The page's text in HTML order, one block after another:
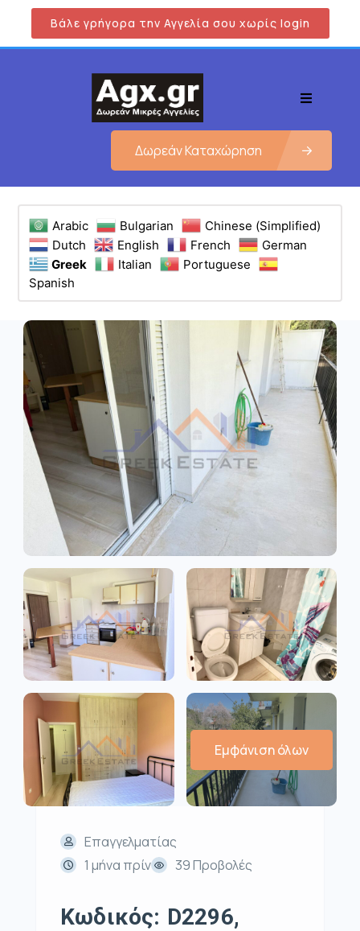
Βάλε γρήγορα την Αγγελία σου χωρίς login
Δωρεάν Καταχώρηση
Arabic Bulgarian
Chinese (Simplified)
Dutch
English French
German
Greek
Italian
Portuguese
Spanish
Εμφάνιση όλων
Επαγγελματίας
1 μήνα πρίν
39 Προβολές
Κωδικός: D2296,